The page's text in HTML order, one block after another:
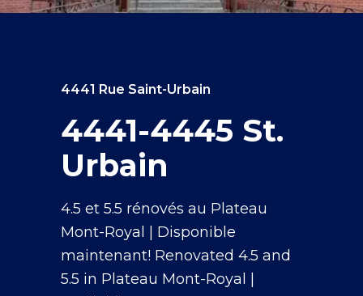
4441 Rue Saint-Urbain
4441-4445 St.
Urbain
4.5 et 5.5 rénovés au Plateau
Mont-Royal | Disponible
maintenant! Renovated 4.5 and
5.5 in Plateau Mont-Royal |